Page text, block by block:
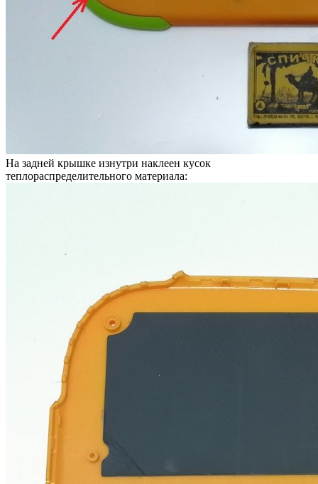
На задней крышке изнутри наклеен кусок
теплораспределительного материала: